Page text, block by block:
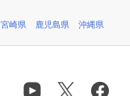
宮崎県 鹿児島県 沖縄県